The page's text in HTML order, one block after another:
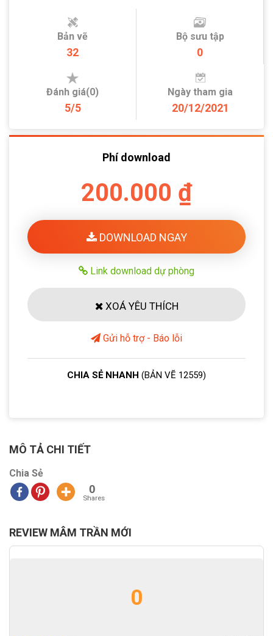
Bản vẽ
32
Bộ sưu tập
0
Đánh giá(0)
5/5
Ngày tham gia
20/12/2021
Phí download
200.000 ₫
DOWNLOAD NGAY
Link download dự phòng
XOÁ YÊU THÍCH
Gửi hỗ trợ - Báo lỗi
CHIA SẺ NHANH (BẢN VẼ 12559)
MÔ TẢ CHI TIẾT
Chia Sẻ
0
Shares
REVIEW MÂM TRẦN MỚI
0